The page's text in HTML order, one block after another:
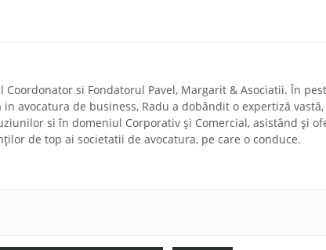
Coordonator si Fondatorul Pavel, Margarit & Asociatii. În
avocatura de business, Radu a dobândit o expertiză
si în domeniul Corporativ și Comercial, asistând și
de top ai societatii de avocatura, pe care o conduce.